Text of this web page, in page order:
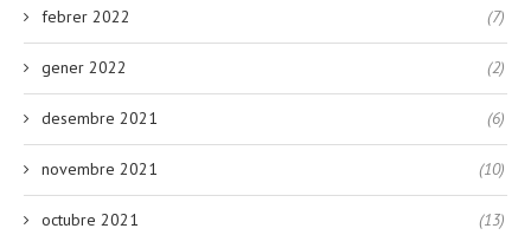
febrer 2022 (7)
gener 2022 (2)
desembre 2021 (6)
novembre 2021 (10)
octubre 2021 (13)